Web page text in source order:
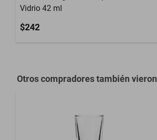
Vidrio 42 ml
$242
Otros compradores también vieron